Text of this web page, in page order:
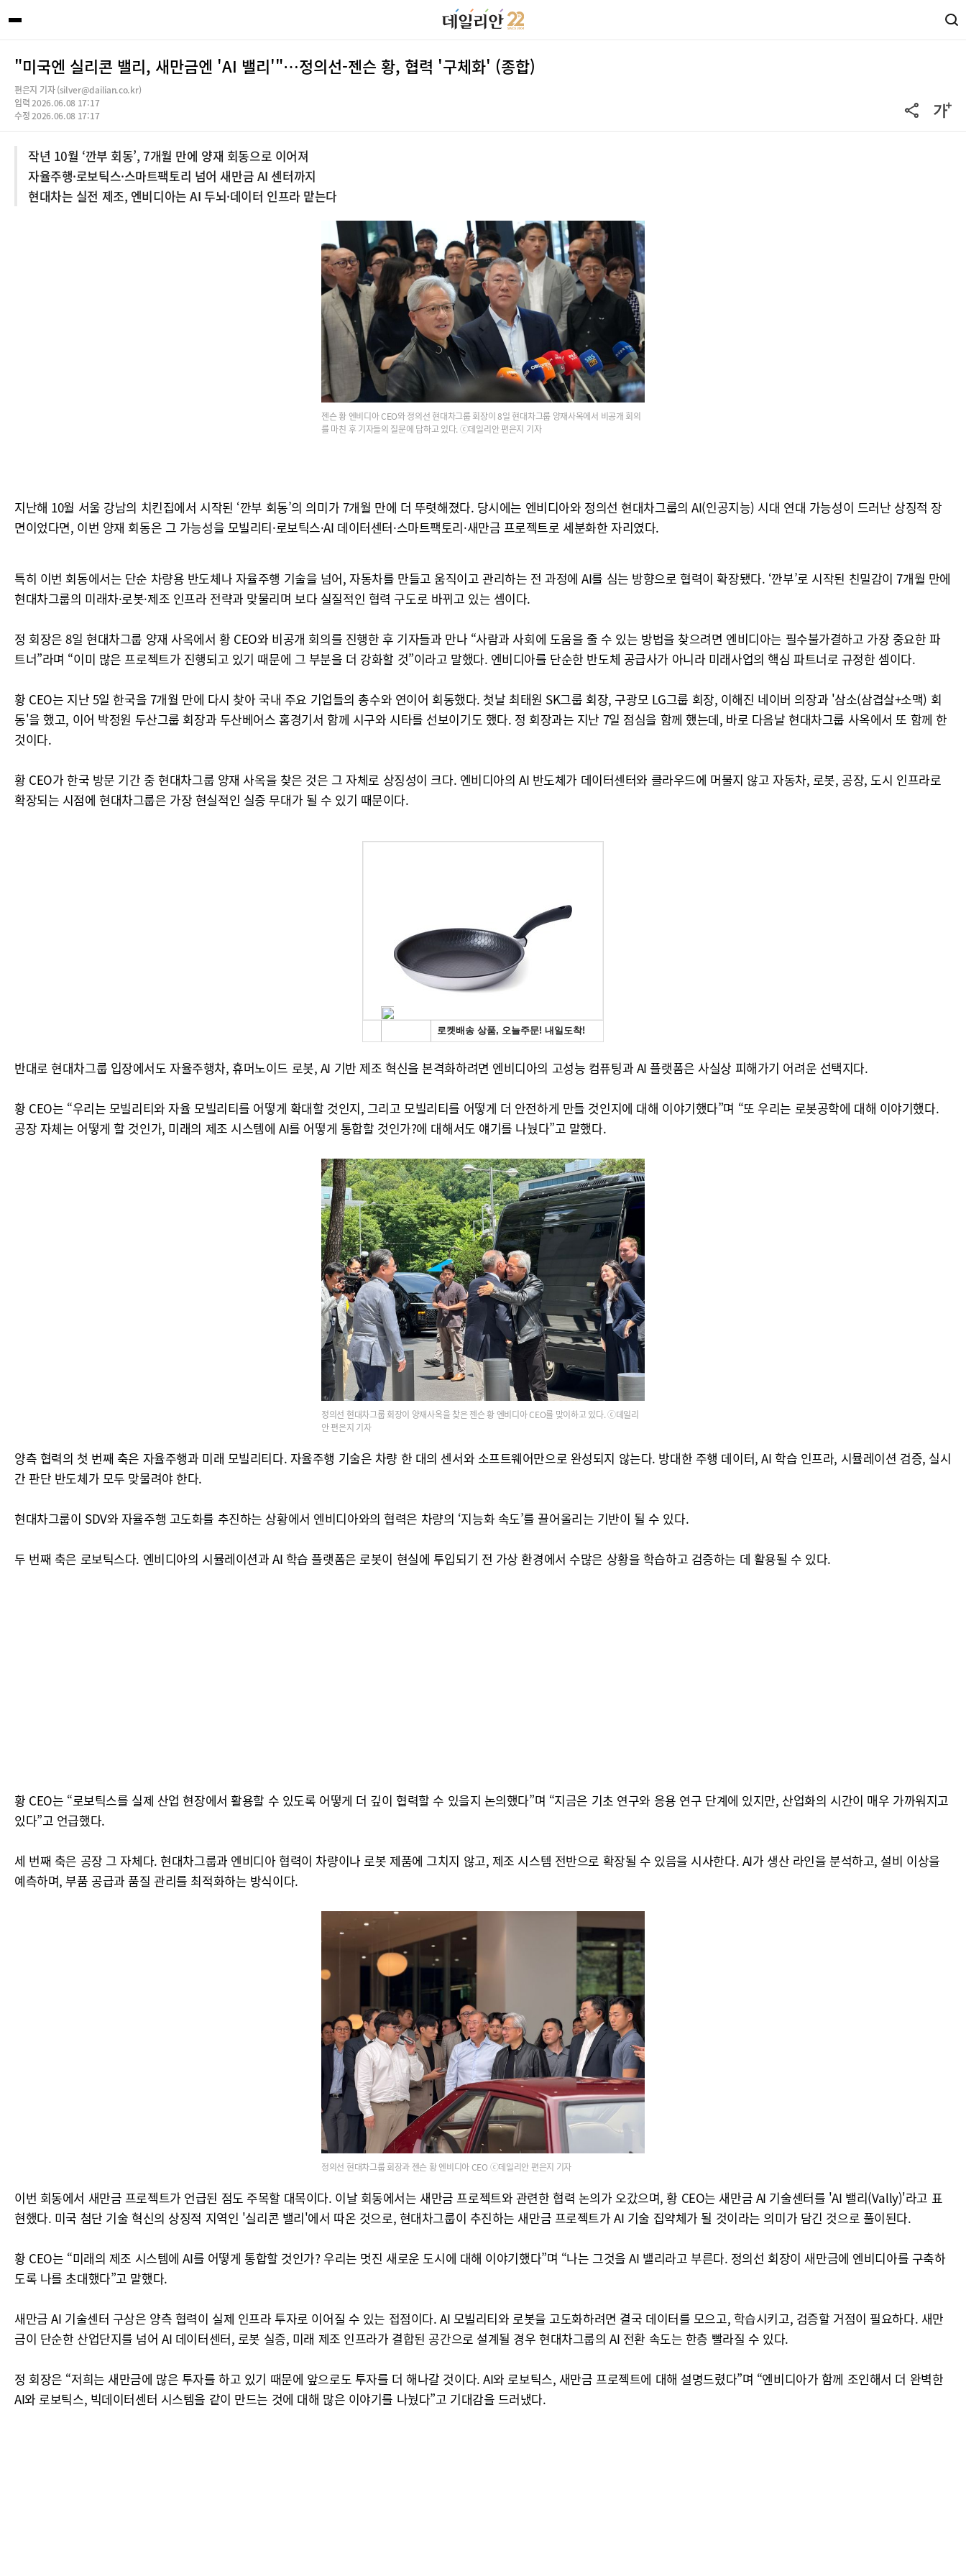
"미국엔 실리콘 밸리, 새만금엔 'AI 밸리'"…정의선-젠슨 황, 협력 '구체화' (종합)
편은지 기자 (silver@dailian.co.kr)
입력 2026.06.08 17:17
수정 2026.06.08 17:17
작년 10월 ‘깐부 회동’, 7개월 만에 양재 회동으로 이어져
자율주행·로보틱스·스마트팩토리 넘어 새만금 AI 센터까지
현대차는 실전 제조, 엔비디아는 AI 두뇌·데이터 인프라 맡는다
젠슨 황 엔비디아 CEO와 정의선 현대차그룹 회장이 8일 현대차그룹 양재사옥에서 비공개 회의
를 마친 후 기자들의 질문에 답하고 있다. ⓒ데일리안 편은지 기자
지난해 10월 서울 강남의 치킨집에서 시작된 ‘깐부 회동’의 의미가 7개월 만에 더 뚜렷해졌다. 당시에는 엔비디아와 정의선 현대차그룹의 AI(인공지능) 시대 연대 가능성이 드러난 상징적 장
면이었다면, 이번 양재 회동은 그 가능성을 모빌리티·로보틱스·AI 데이터센터·스마트팩토리·새만금 프로젝트로 세분화한 자리였다.
특히 이번 회동에서는 단순 차량용 반도체나 자율주행 기술을 넘어, 자동차를 만들고 움직이고 관리하는 전 과정에 AI를 심는 방향으로 협력이 확장됐다. ‘깐부’로 시작된 친밀감이 7개월 만에
현대차그룹의 미래차·로봇·제조 인프라 전략과 맞물리며 보다 실질적인 협력 구도로 바뀌고 있는 셈이다.
정 회장은 8일 현대차그룹 양재 사옥에서 황 CEO와 비공개 회의를 진행한 후 기자들과 만나 “사람과 사회에 도움을 줄 수 있는 방법을 찾으려면 엔비디아는 필수불가결하고 가장 중요한 파
트너”라며 “이미 많은 프로젝트가 진행되고 있기 때문에 그 부분을 더 강화할 것”이라고 말했다. 엔비디아를 단순한 반도체 공급사가 아니라 미래사업의 핵심 파트너로 규정한 셈이다.
황 CEO는 지난 5일 한국을 7개월 만에 다시 찾아 국내 주요 기업들의 총수와 연이어 회동했다. 첫날 최태원 SK그룹 회장, 구광모 LG그룹 회장, 이해진 네이버 의장과 '삼소(삼겹살+소맥) 회
동'을 했고, 이어 박정원 두산그룹 회장과 두산베어스 홈경기서 함께 시구와 시타를 선보이기도 했다. 정 회장과는 지난 7일 점심을 함께 했는데, 바로 다음날 현대차그룹 사옥에서 또 함께 한
것이다.
황 CEO가 한국 방문 기간 중 현대차그룹 양재 사옥을 찾은 것은 그 자체로 상징성이 크다. 엔비디아의 AI 반도체가 데이터센터와 클라우드에 머물지 않고 자동차, 로봇, 공장, 도시 인프라로
확장되는 시점에 현대차그룹은 가장 현실적인 실증 무대가 될 수 있기 때문이다.
반대로 현대차그룹 입장에서도 자율주행차, 휴머노이드 로봇, AI 기반 제조 혁신을 본격화하려면 엔비디아의 고성능 컴퓨팅과 AI 플랫폼은 사실상 피해가기 어려운 선택지다.
황 CEO는 “우리는 모빌리티와 자율 모빌리티를 어떻게 확대할 것인지, 그리고 모빌리티를 어떻게 더 안전하게 만들 것인지에 대해 이야기했다”며 “또 우리는 로봇공학에 대해 이야기했다.
공장 자체는 어떻게 할 것인가, 미래의 제조 시스템에 AI를 어떻게 통합할 것인가?에 대해서도 얘기를 나눴다”고 말했다.
정의선 현대차그룹 회장이 양재사옥을 찾은 젠슨 황 엔비디아 CEO를 맞이하고 있다. ⓒ데일리
안 편은지 기자
양측 협력의 첫 번째 축은 자율주행과 미래 모빌리티다. 자율주행 기술은 차량 한 대의 센서와 소프트웨어만으로 완성되지 않는다. 방대한 주행 데이터, AI 학습 인프라, 시뮬레이션 검증, 실시
간 판단 반도체가 모두 맞물려야 한다.
현대차그룹이 SDV와 자율주행 고도화를 추진하는 상황에서 엔비디아와의 협력은 차량의 ‘지능화 속도’를 끌어올리는 기반이 될 수 있다.
두 번째 축은 로보틱스다. 엔비디아의 시뮬레이션과 AI 학습 플랫폼은 로봇이 현실에 투입되기 전 가상 환경에서 수많은 상황을 학습하고 검증하는 데 활용될 수 있다.
황 CEO는 “로보틱스를 실제 산업 현장에서 활용할 수 있도록 어떻게 더 깊이 협력할 수 있을지 논의했다”며 “지금은 기초 연구와 응용 연구 단계에 있지만, 산업화의 시간이 매우 가까워지고
있다”고 언급했다.
세 번째 축은 공장 그 자체다. 현대차그룹과 엔비디아 협력이 차량이나 로봇 제품에 그치지 않고, 제조 시스템 전반으로 확장될 수 있음을 시사한다. AI가 생산 라인을 분석하고, 설비 이상을
예측하며, 부품 공급과 품질 관리를 최적화하는 방식이다.
정의선 현대차그룹 회장과 젠슨 황 엔비디아 CEO ⓒ데일리안 편은지 기자
이번 회동에서 새만금 프로젝트가 언급된 점도 주목할 대목이다. 이날 회동에서는 새만금 프로젝트와 관련한 협력 논의가 오갔으며, 황 CEO는 새만금 AI 기술센터를 'AI 밸리(Vally)'라고 표
현했다. 미국 첨단 기술 혁신의 상징적 지역인 '실리콘 밸리'에서 따온 것으로, 현대차그룹이 추진하는 새만금 프로젝트가 AI 기술 집약체가 될 것이라는 의미가 담긴 것으로 풀이된다.
황 CEO는 “미래의 제조 시스템에 AI를 어떻게 통합할 것인가? 우리는 멋진 새로운 도시에 대해 이야기했다”며 “나는 그것을 AI 밸리라고 부른다. 정의선 회장이 새만금에 엔비디아를 구축하
도록 나를 초대했다”고 말했다.
새만금 AI 기술센터 구상은 양측 협력이 실제 인프라 투자로 이어질 수 있는 접점이다. AI 모빌리티와 로봇을 고도화하려면 결국 데이터를 모으고, 학습시키고, 검증할 거점이 필요하다. 새만
금이 단순한 산업단지를 넘어 AI 데이터센터, 로봇 실증, 미래 제조 인프라가 결합된 공간으로 설계될 경우 현대차그룹의 AI 전환 속도는 한층 빨라질 수 있다.
정 회장은 “저희는 새만금에 많은 투자를 하고 있기 때문에 앞으로도 투자를 더 해나갈 것이다. AI와 로보틱스, 새만금 프로젝트에 대해 설명드렸다”며 “엔비디아가 함께 조인해서 더 완벽한
AI와 로보틱스, 빅데이터센터 시스템을 같이 만드는 것에 대해 많은 이야기를 나눴다”고 기대감을 드러냈다.